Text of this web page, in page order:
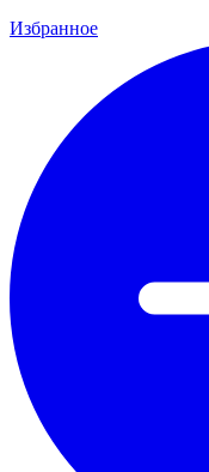
Избранное